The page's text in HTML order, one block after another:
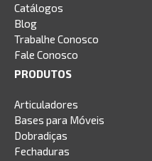
Catálogos
Blog
Trabalhe Conosco
Fale Conosco
PRODUTOS
Articuladores
Bases para Móveis
Dobradiças
Fechaduras